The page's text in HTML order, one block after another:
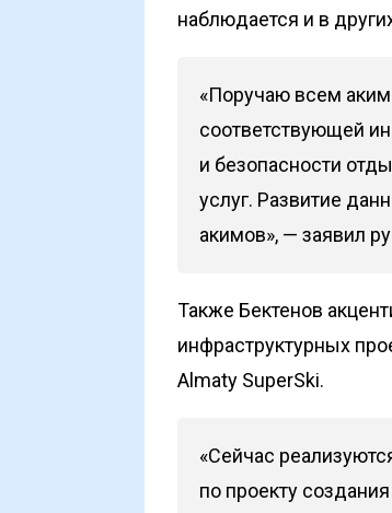
наблюдается и в
«Поручаю всем
соответствующей
и безопасности
услуг. Развитие
акимов», — заявил
Также Бектенов
инфраструктурных
Almaty SuperSki.
«Сейчас
по проекту